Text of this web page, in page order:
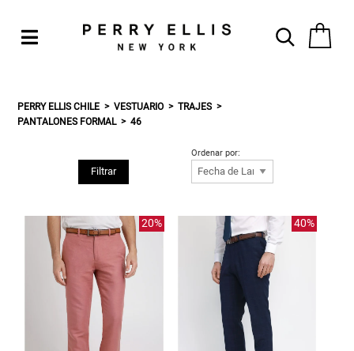
PERRY ELLIS CHILE VESTUARIO
TRAJES
PANTALONES FORMAL
46
Filtrar
Ordenar por:
20% 40%